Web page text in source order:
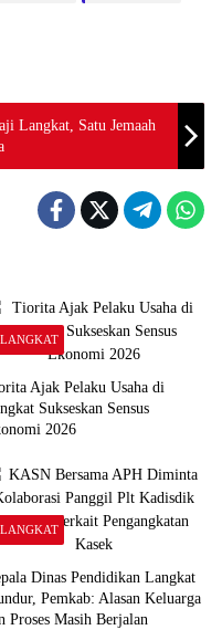
Langkat, Satu Jemaah
LANGKAT
Ajak Pelaku Usaha di
Sukseskan Sensus
2026
LANGKAT
Dinas Pendidikan Langkat
Pemkab: Alasan Keluarga
Proses Masih Berjalan